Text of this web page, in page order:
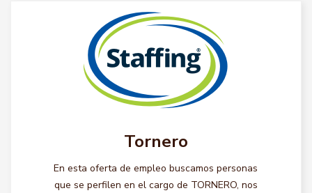
Tornero
En esta oferta de empleo buscamos personas
que se perfilen en el cargo de TORNERO, nos